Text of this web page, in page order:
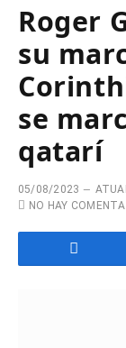
Roger
su
se
qatarí
05/08/2023
NO HAY